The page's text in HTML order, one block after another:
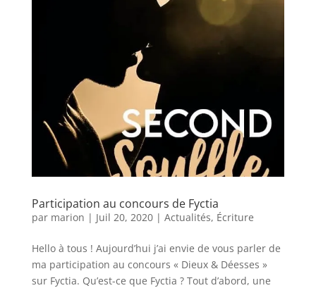
Participation au concours de Fyctia
par marion | Juil 20, 2020| Actualités, Écriture
Hello à tous ! Aujourd’hui j’ai envie de vous parler de
ma participation au concours « Dieux & Déesses »
sur Fyctia. Qu’est-ce que Fyctia ? Tout d’abord, une